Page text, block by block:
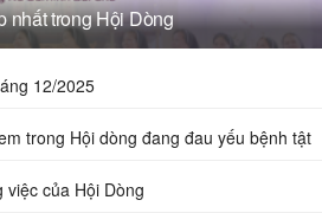
nhất trong Hội Dòng
12/2025
trong Hội dòng đang đau yếu bệnh tật
việc của Hội Dòng